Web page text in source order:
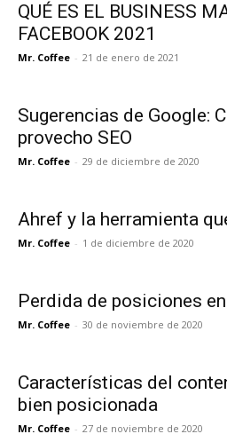
QUÉ ES EL BUSINESS
FACEBOOK 2021
Mr. Coffee - 21 de enero de 2021
Sugerencias de Google:
provecho SEO
Mr. Coffee - 29 de diciembre de 2020
Ahref y la herramienta
Mr. Coffee - 1 de diciembre de 2020
Perdida de posiciones
Mr. Coffee - 30 de noviembre de 2020
Características del
bien posicionada
Mr. Coffee - 27 de noviembre de 2020